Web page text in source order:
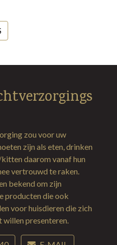
zou voor uw
zijn als eten, drinken
daarom vanaf hun
vertrouwd te raken.
bekend om zijn
producten die ook
voor huisdieren die zich
willen presenteren.